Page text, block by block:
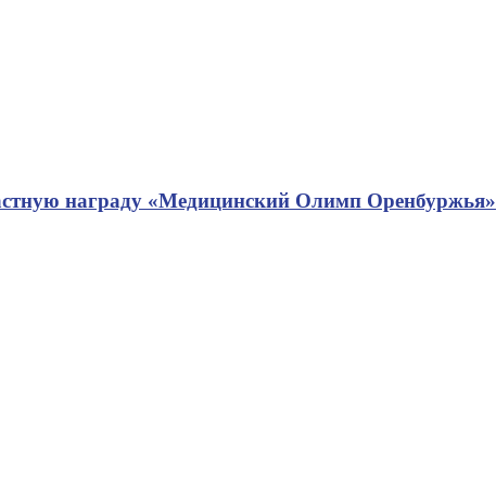
награду «Медицинский Олимп Оренбуржья»